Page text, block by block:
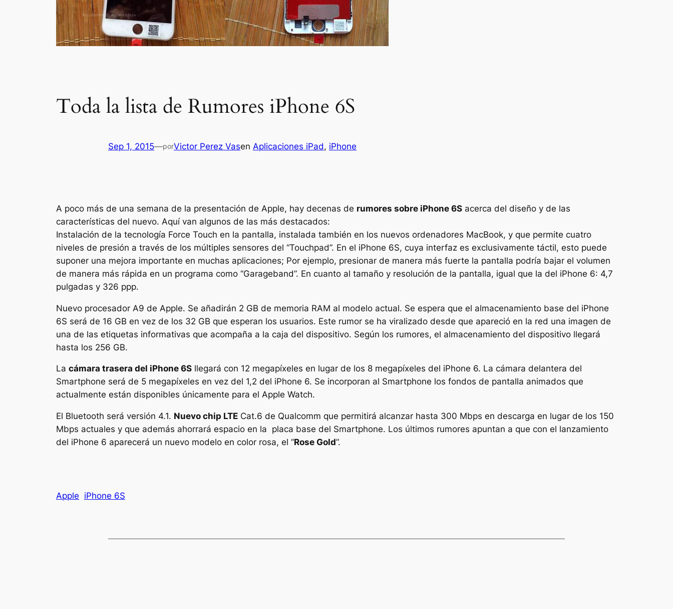
Toda la lista de Rumores iPhone 6S
Sep 1, 2015—porVictor Perez Vasen Aplicaciones iPad, iPhone
A poco más de una semana de la presentación de Apple, hay decenas de rumores sobre iPhone 6S acerca del diseño y de las
características del nuevo. Aquí van algunos de las más destacados:
Instalación de la tecnología Force Touch en la pantalla, instalada también en los nuevos ordenadores MacBook, y que permite cuatro
niveles de presión a través de los múltiples sensores del “Touchpad”. En el iPhone 6S, cuya interfaz es exclusivamente táctil, esto puede
suponer una mejora importante en muchas aplicaciones; Por ejemplo, presionar de manera más fuerte la pantalla podría bajar el volumen
de manera más rápida en un programa como “Garageband”. En cuanto al tamaño y resolución de la pantalla, igual que la del iPhone 6: 4,7
pulgadas y 326 ppp.
Nuevo procesador A9 de Apple. Se añadirán 2 GB de memoria RAM al modelo actual. Se espera que el almacenamiento base del iPhone
6S será de 16 GB en vez de los 32 GB que esperan los usuarios. Este rumor se ha viralizado desde que apareció en la red una imagen de
una de las etiquetas informativas que acompaña a la caja del dispositivo. Según los rumores, el almacenamiento del dispositivo llegará
hasta los 256 GB.
La cámara trasera del iPhone 6S llegará con 12 megapíxeles en lugar de los 8 megapíxeles del iPhone 6. La cámara delantera del
Smartphone será de 5 megapíxeles en vez del 1,2 del iPhone 6. Se incorporan al Smartphone los fondos de pantalla animados que
actualmente están disponibles únicamente para el Apple Watch.
El Bluetooth será versión 4.1. Nuevo chip LTE Cat.6 de Qualcomm que permitirá alcanzar hasta 300 Mbps en descarga en lugar de los 150
Mbps actuales y que además ahorrará espacio en la placa base del Smartphone. Los últimos rumores apuntan a que con el lanzamiento
del iPhone 6 aparecerá un nuevo modelo en color rosa, el “Rose Gold”.
Apple iPhone 6S